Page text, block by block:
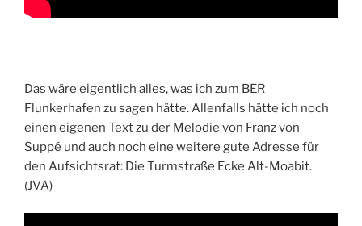
Das wäre eigentlich alles, was ich zum BER
Flunkerhafen zu sagen hätte. Allenfalls hätte ich noch
einen eigenen Text zu der Melodie von Franz von
Suppé und auch noch eine weitere gute Adresse für
den Aufsichtsrat: Die Turmstraße Ecke Alt-Moabit.
(JVA)